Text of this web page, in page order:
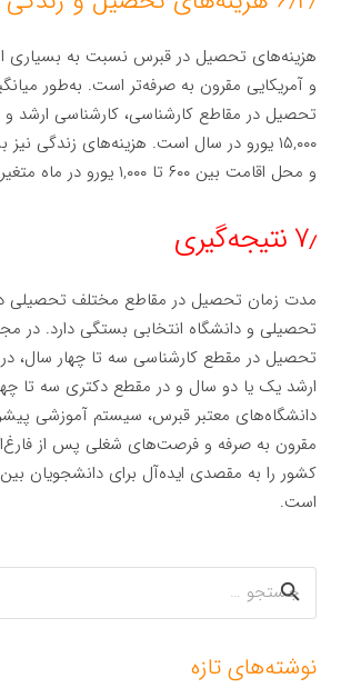
هزینه‌های تحصیل در قبرس نسبت به بسیاری
و آمریکایی مقرون به صرفه‌تر است. به‌طور
۱۵,۰۰۰ یورو در سال است. هزینه‌های زندگی
و محل اقامت بین ۶۰۰ تا ۱,۰۰۰ یورو در ماه متغیر است.
۷٫ نتیجه‌گیری
مدت زمان تحصیل در مقاطع مختلف تحصیلی
تحصیلی و دانشگاه انتخابی بستگی دارد. در
تحصیل در مقطع کارشناسی سه تا چهار سال،
ارشد یک یا دو سال و در مقطع دکتری سه تا
دانشگاه‌های معتبر قبرس، سیستم آموزشی
مقرون به صرفه و فرصت‌های شغلی پس از
کشور را به مقصدی ایده‌آل برای دانشجویان
است.
جستجو
برای:
نوشته‌های تازه